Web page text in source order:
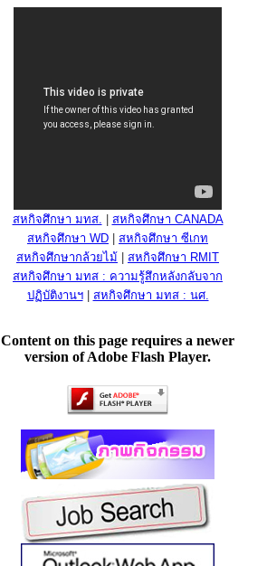
สหกิจศึกษา มทส.
สหกิจศึกษา CANADA
สหกิจศึกษา WD
สหกิจศึกษา ซีเกท
สหกิจศึกษากล้วยไม้
สหกิจศึกษา RMIT
สหกิจศึกษา มทส : ความรู้สึกหลังกลับจาก
ปฏิบัติงานฯ| สหกิจศึกษา มทส : นศ.
Content on this page requires a newer
version of Adobe Flash Player.